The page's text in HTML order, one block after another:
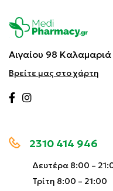
Αιγαίου 98 Καλαμαριά
Βρείτε μας στο χάρτη
2310 414 946
Δευτέρα 8:00 –
Τρίτη 8:00 – 21:00